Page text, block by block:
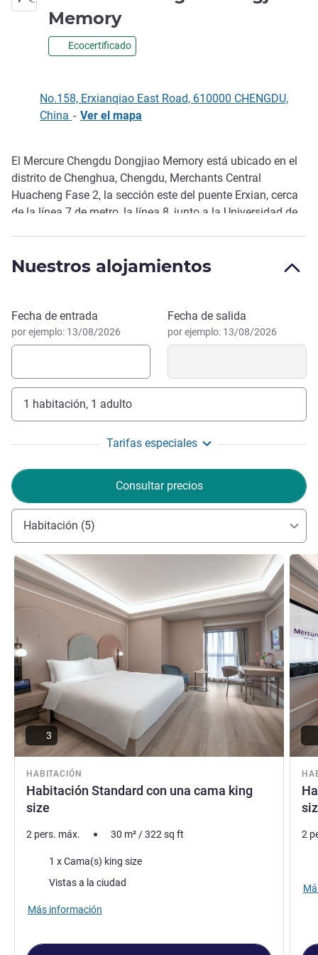
Memory
Ecocertificado
No.158, Erxianqiao East Road, 610000 CHENGDU,
China - Ver el mapa
Descripción
El Mercure Chengdu Dongjiao Memory está ubicado en el
distrito de Chenghua, Chengdu, Merchants Central
Huacheng Fase 2, la sección este del puente Erxian, cerca
de la línea 7 de metro, la línea 8, junto a la Universidad de
Merchants Garden, Longhu Chengdu Binjiang Sky Street,
Nuestros alojamientos
Reservar este hotel
Fecha de entrada
por ejemplo: 13/08/2026
Fecha de salida
por ejemplo: 13/08/2026
1 habitación, 1 adulto
Tarifas especiales
Consultar precios
Habitación (5)
HABITACIÓN
Habitación Standard con una cama king
size
Más información
3
2 pers. máx. 30 m²/322sq ft
Ropa de cama
1 x Cama(s) king size
Views :Vistas a la ciudad
Más información
Más
2